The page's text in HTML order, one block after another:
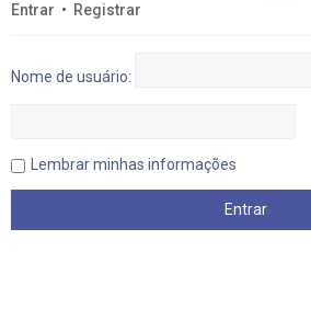
Entrar • Registrar
Nome de usuário:
Lembrar minhas informações